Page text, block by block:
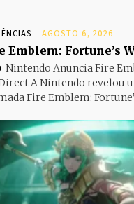
AGOSTO 6, 2026
Emblem: Fortune’s
Nintendo Anuncia Fire
Direct A Nintendo revelou
Fire Emblem: